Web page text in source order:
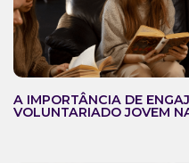
A IMPORTÂNCIA DE
VOLUNTARIADO JOVEM